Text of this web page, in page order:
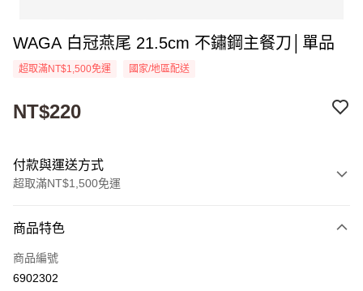
WAGA 白冠燕尾 21.5cm 不鏽鋼主餐刀│單品
超取滿NT$1,500免運 國家/地區配送
NT$220
付款與運送方式
超取滿NT$1,500免運
信用卡一次付款
超商取貨付款
商品特色
商品編號
6902302